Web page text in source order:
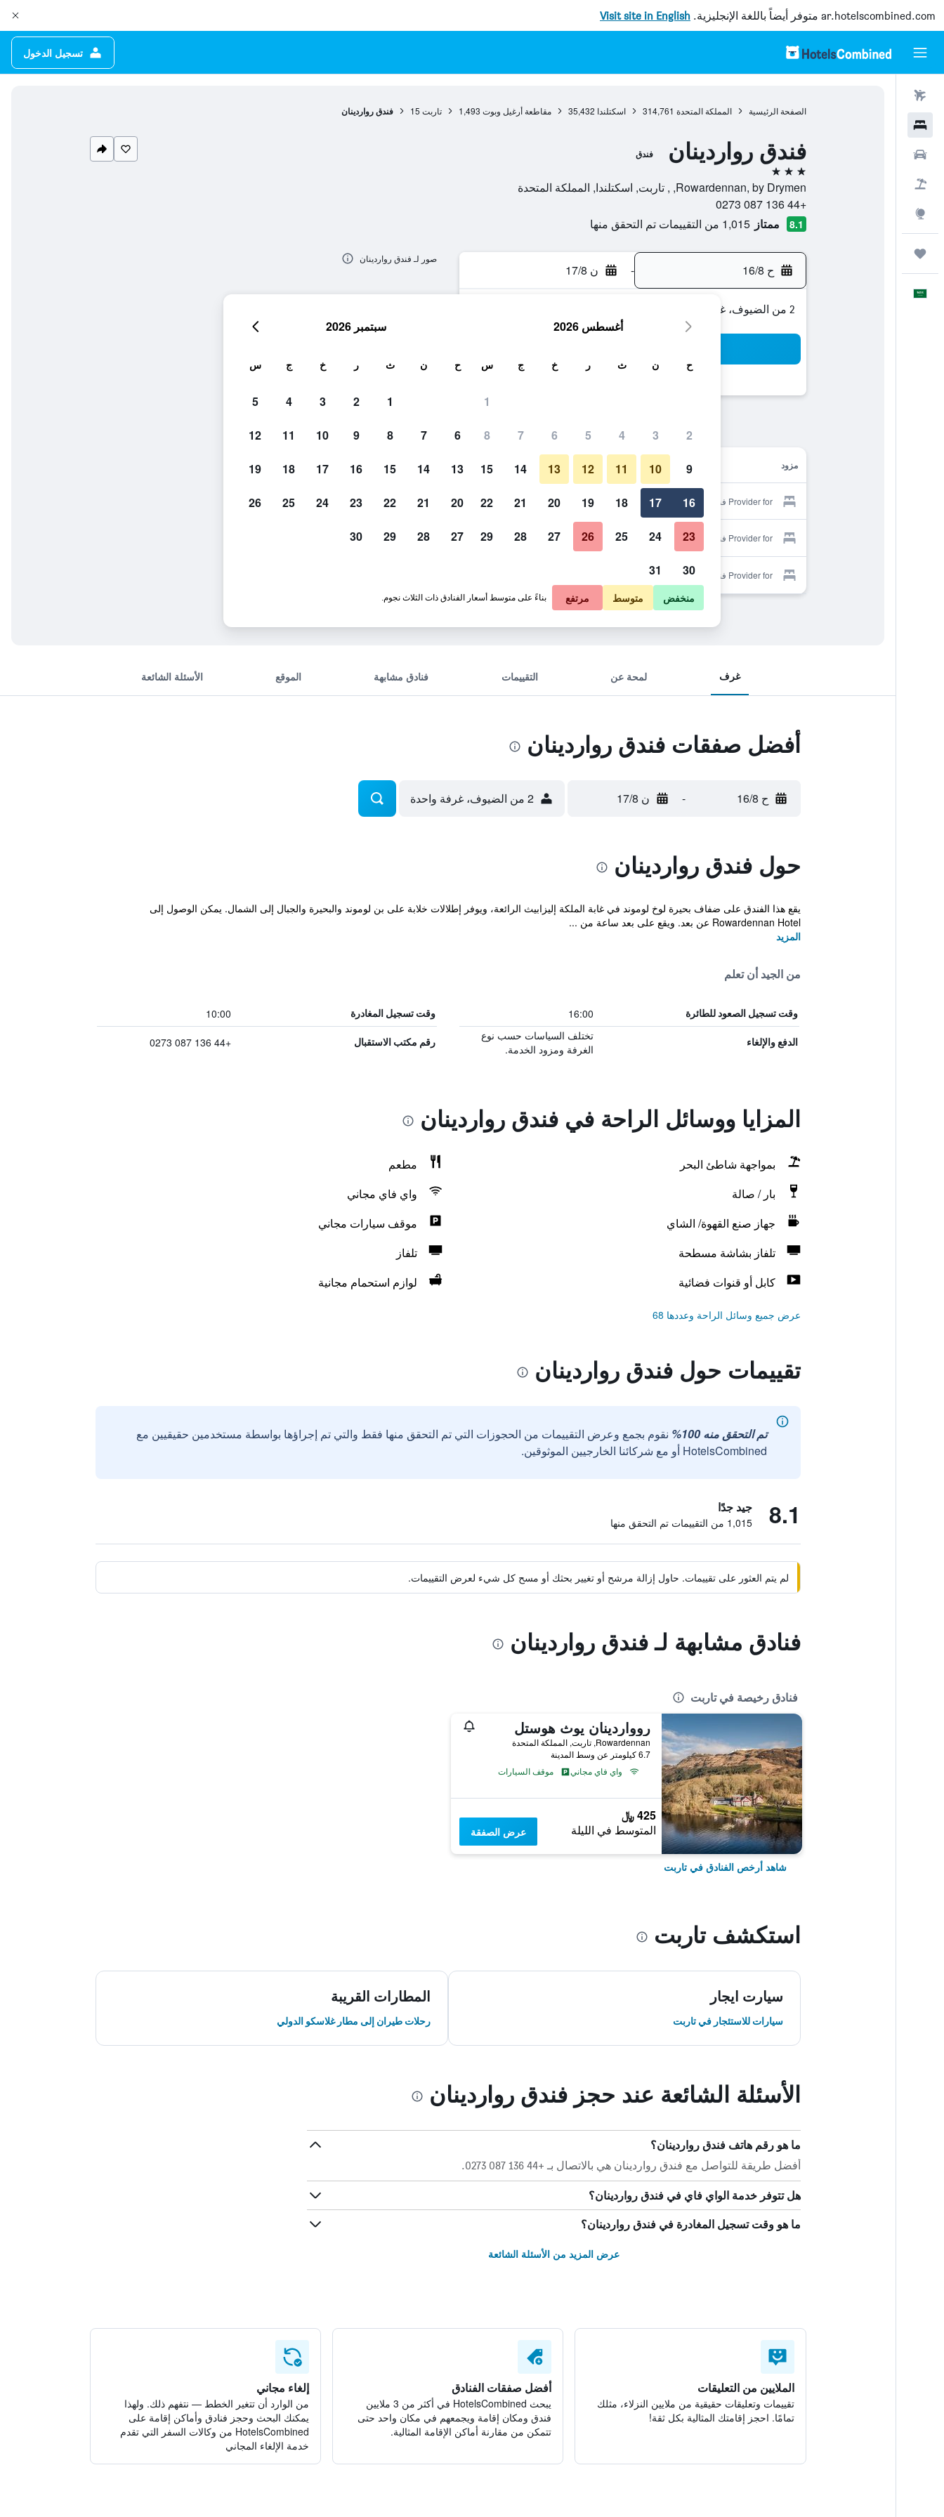
ar.hotelscombined.com متوفر أيضاً باللغة الإنجليزية. Visit site in English
تسجيل الدخول
الصفحة الرئيسية المملكة المتحدة 314,761 اسكتلندا 35,432 مقاطعة أرغيل وبوت 1,493 تاربت 15 فندق رواردينان
فندق رواردينان فندق
3 نجوم
Rowardennan, by Drymen, , تاربت, اسكتلندا, المملكة المتحدة
+44 136 087 0273
8.1 ممتاز 1,015 من التقييمات تم التحقق منها
ح 16/8 - ن 17/8
2 من الضيوف، غرفة واحدة
مزود
Provider for فندق رواردينان عرض الأسعار
Provider for فندق رواردينان عرض الأسعار
Provider for فندق رواردينان
صور لـ فندق رواردينان
غرف لمحة عن التقييمات فنادق مشابهة الموقع الأسئلة الشائعة
أفضل صفقات فندق رواردينان
ح 16/8 - ن 17/8 2 من الضيوف، غرفة واحدة
حول فندق رواردينان
يقع هذا الفندق على ضفاف بحيرة لوخ لوموند في غابة الملكة إليزابيث الرائعة، ويوفر إطلالات خلابة على بن لوموند والبحيرة والجبال إلى الشمال. يمكن الوصول إلى
Rowardennan Hotel عن بعد. ويقع على بعد ساعة من ...
المزيد
من الجيد أن تعلم
وقت تسجيل الصعود للطائرة 16:00 وقت تسجيل المغادرة 10:00
الدفع والإلغاء
تختلف السياسات حسب نوع
الغرفة ومزود الخدمة.
رقم مكتب الاستقبال +44 136 087 0273
المزايا ووسائل الراحة في فندق رواردينان
بمواجهة شاطئ البحر
مطعم
بار / صالة
واي فاي مجاني
جهاز صنع القهوة/ الشاي
موقف سيارات مجاني
تلفاز بشاشة مسطحة
تلفاز
كابل أو قنوات فضائية
لوازم استحمام مجانية
عرض جميع وسائل الراحة وعددها 68
تقييمات حول فندق رواردينان
تم التحقق منه 100%
نقوم بجمع وعرض التقييمات من الحجوزات التي تم التحقق منها فقط والتي تم إجراؤها بواسطة مستخدمين حقيقيين مع
HotelsCombined أو مع شركائنا الخارجيين الموثوقين.
8.1 جيد جدًا
1,015 من التقييمات تم التحقق منها
لم يتم العثور على تقييمات. حاول إزالة مرشح أو تغيير بحثك أو مسح كل شيء لعرض التقييمات.
فنادق مشابهة لـ فندق رواردينان
فنادق رخيصة في تاربت
روواردينان يوث هوستل
Rowardennan, تاربت, المملكة المتحدة
6.7 كيلومتر عن وسط المدينة
واي فاي مجاني
موقف السيارات
425 ﷼
المتوسط في الليلة عرض الصفقة
شاهد أرخص الفنادق في تاربت
استكشف تاربت
سيارت ايجار
سيارات للاستئجار في تاربت
المطارات القريبة
رحلات طيران إلى مطار غلاسكو الدولي
الأسئلة الشائعة عند حجز فندق رواردينان
ما هو رقم هاتف فندق رواردينان؟
أفضل طريقة للتواصل مع فندق رواردينان هي بالاتصال بـ +44 136 087 0273.
هل تتوفر خدمة الواي فاي في فندق رواردينان؟
ما هو وقت تسجيل المغادرة في فندق رواردينان؟
عرض المزيد من الأسئلة الشائعة
الملايين من التعليقات
تقييمات وتعليقات حقيقية من ملايين النزلاء، مثلك
تمامًا. احجز إقامتك المثالية بكل ثقة!
أفضل صفقات الفنادق
يبحث HotelsCombined في أكثر من 3 ملايين
فندق ومكان إقامة ويجمعهم في مكان واحد حتى
تتمكن من مقارنة أماكن الإقامة المثالية.
إلغاء مجاني
من الوارد أن تتغير الخطط — نتفهم ذلك. ولهذا
يمكنك البحث وحجز فنادق وأماكن إقامة على
HotelsCombined من وكالات السفر التي تقدم
خدمة الإلغاء المجاني
أغسطس 2026
ح ن ث ر خ ج س
1
2
3
4
5
6
7
8
9
10
11
12
13
14
15
16
17
18
19
20
21
22
23
24
25
26
27
28
29
30
31
سبتمبر 2026
ح ن ث ر خ ج س
1
2
3
4
5
6
7
8
9
10
11
12
13
14
15
16
17
18
19
20
21
22
23
24
25
26
27
28
29
30
منخفض متوسط مرتفع بناءً على متوسط أسعار الفنادق ذات الثلاث نجوم.